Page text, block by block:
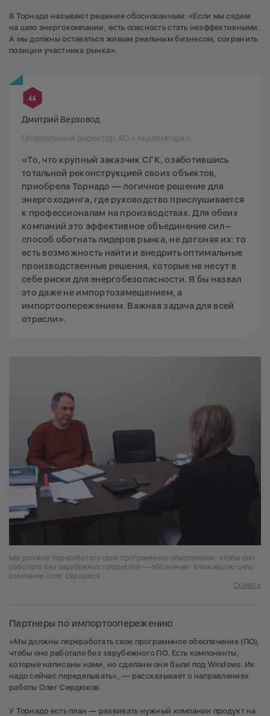
В Торнадо называют решение обоснованным: «Если мы сядем
на шею энергокомпании, есть опасность стать неэффективными.
А мы должны оставаться живым реальным бизнесом, сохранить
позиции участника рынка».
Дмитрий Верховод
Генеральный директор АО «Академпарк»
«То, что крупный заказчик СГК, озаботившись
тотальной реконструкцией своих объектов,
приобрела Торнадо — логичное решение для
энергоходинга, где руководство прислушивается
к профессионалам на производствах. Для обеих
компаний это эффективное объединение сил –
способ обогнать лидеров рынка, не догоняя их: то
есть возможность найти и внедрить оптимальные
производственные решения, которые не несут в
себе риски для энергобезопасности. Я бы назвал
это даже не импортозамещением, а
импортоопережением. Важная задача для всей
отрасли».
Мы должны переработать свое программное обеспечение, чтобы оно
работало без зарубежных продуктов — обозначает ближайшую цель
компании Олег Сердюков
Скачать
Партнеры по импортоопережению
«Мы должны переработать свое программное обеспечение (ПО),
чтобы оно работало без зарубежного ПО. Есть компоненты,
которые написаны нами, но сделаны они были под Windows. Их
надо сейчас переделывать», — рассказывает о направлениях
работы Олег Сердюков.
У Торнадо есть план — развивать нужный компании продукт на